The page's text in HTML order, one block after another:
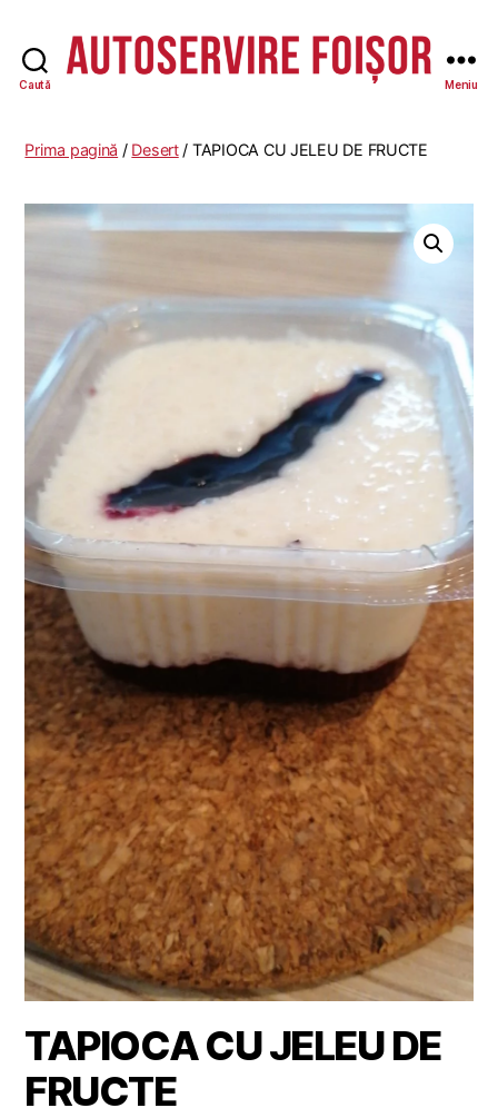
Caută Meniu
Prima pagină / Desert/ TAPIOCA CU JELEU DE FRUCTE
TAPIOCA CU JELEU DE
FRUCTE